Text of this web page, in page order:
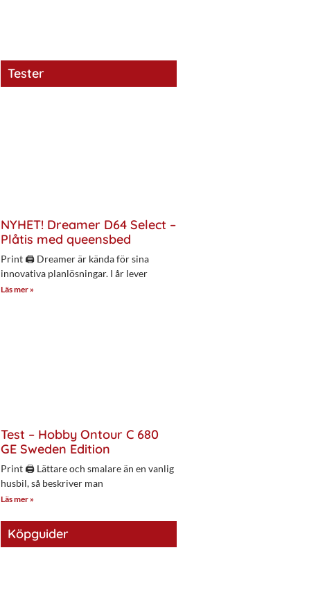
Tester
NYHET! Dreamer D64 Select –
Plåtis med queensbed
Print 🖨 Dreamer är kända för sina
innovativa planlösningar. I år lever
Läs mer »
Test – Hobby Ontour C 680
GE Sweden Edition
Print 🖨 Lättare och smalare än en vanlig
husbil, så beskriver man
Läs mer »
Köpguider